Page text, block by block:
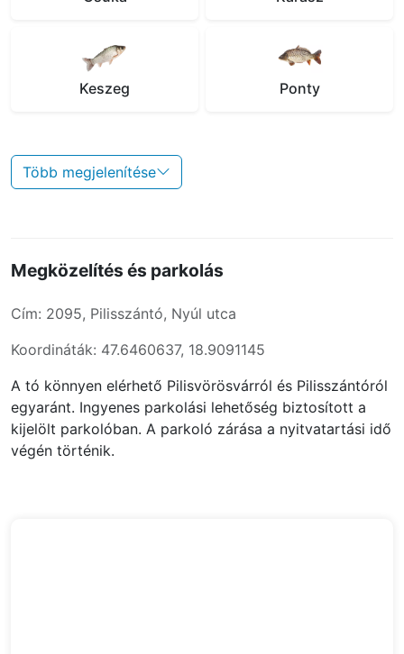
Keszeg Ponty
Több megjelenítése
Megközelítés és parkolás
Cím: 2095, Pilisszántó, Nyúl utca
Koordináták: 47.6460637, 18.9091145
A tó könnyen elérhető Pilisvörösvárról és Pilisszántóról
egyaránt. Ingyenes parkolási lehetőség biztosított a
kijelölt parkolóban. A parkoló zárása a nyitvatartási idő
végén történik.